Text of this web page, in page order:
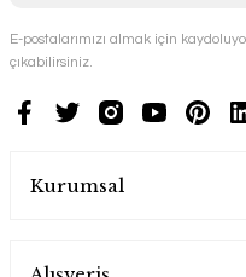
E-postalarımızı almak için
çıkabilirsiniz.
Kurumsal